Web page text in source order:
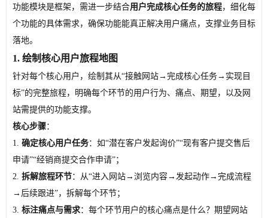
功能模块是框架，需进一步结合用户完成核心任务的旅程，细化每
个功能的具体需求，确保功能能真正解决用户痛点，支撑业务目标
落地。
1. 绘制核心用户旅程地图
针对每个核心用户，绘制其从“接触网站→完成核心任务→实现目
标”的完整旅程，明确每个环节的用户行为、痛点、期望，以及网
站需提供的功能支撑。
核心步骤：
1. 确定核心用户任务：如“潜在客户发起询价”“现有客户提交售后
申请”“经销商提交合作申请”；
2. 拆解旅程环节：从“进入网站→浏览内容→发起动作→完成流程
→后续跟进”，拆解每个环节；
3. 标注痛点与需求：每个环节用户的核心痛点是什么？期望网站